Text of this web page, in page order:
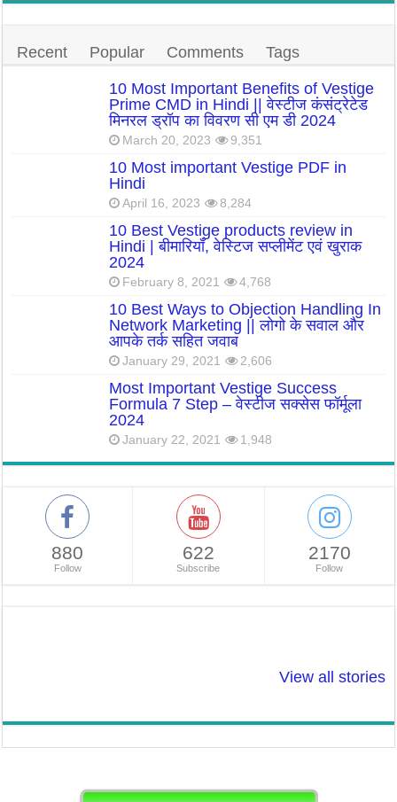
Recent Popular Comments Tags
10 Most Important Benefits of Vestige
Prime CMD in Hindi || वेस्टीज कंसंट्रेटेड
मिनरल ड्रॉप का विवरण सी एम डी 2024
March 20, 2023 9,351
10 Most important Vestige PDF in
Hindi
April 16, 2023 8,284
10 Best Vestige products review in
Hindi | बीमारियाँ, वेस्टिज सप्लीमेंट एवं खुराक
2024
February 8, 2021 4,768
10 Best Ways to Objection Handling In
Network Marketing || लोगो के सवाल और
आपके तर्क सहित जवाब
January 29, 2021 2,606
Most Important Vestige Success
Formula 7 Step – वेस्टीज सक्सेस फॉर्मूला
2024
January 22, 2021 1,948
880
Follow
622
Subscribe
2170
Follow
View all stories
टेस्टोस्टेरोन